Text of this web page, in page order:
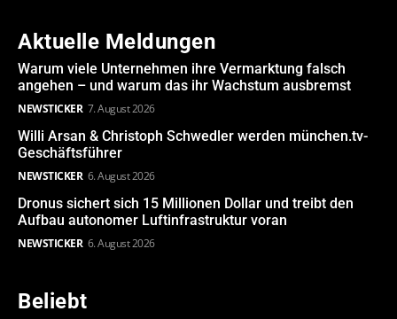
Aktuelle Meldungen
Warum viele Unternehmen ihre Vermarktung falsch
angehen – und warum das ihr Wachstum ausbremst
NEWSTICKER 7. August 2026
Willi Arsan & Christoph Schwedler werden münchen.tv-
Geschäftsführer
NEWSTICKER 6. August 2026
Dronus sichert sich 15 Millionen Dollar und treibt den
Aufbau autonomer Luftinfrastruktur voran
NEWSTICKER 6. August 2026
Beliebt